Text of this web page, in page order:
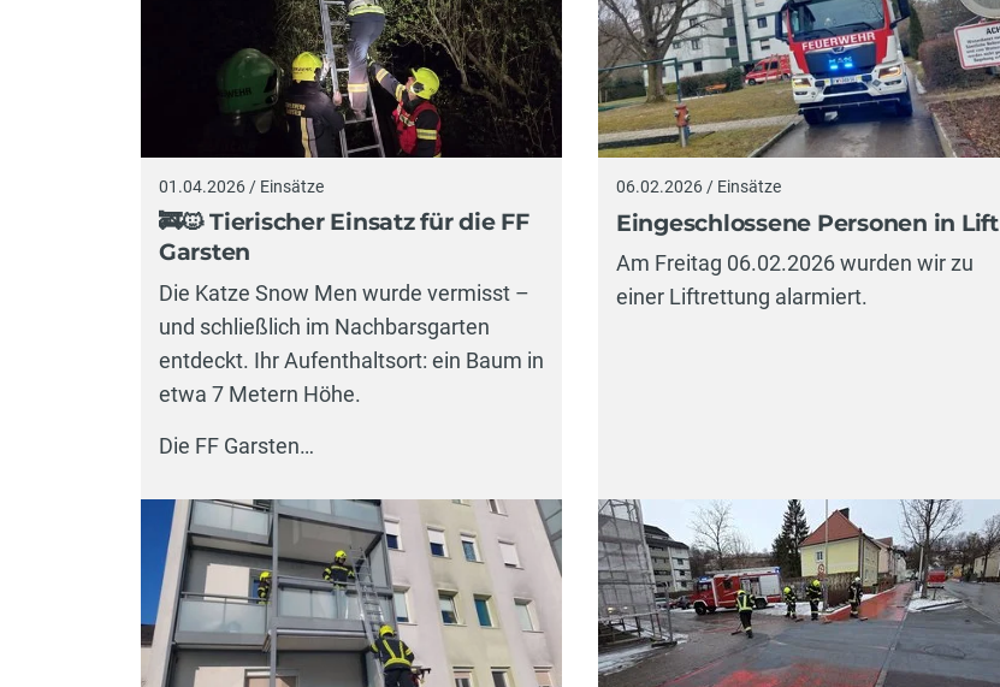
01.04.2026 / Einsätze
🚒🐱 Tierischer Einsatz für die FF
Garsten
Die Katze Snow Men wurde vermisst –
und schließlich im Nachbarsgarten
entdeckt. Ihr Aufenthaltsort: ein Baum in
etwa 7 Metern Höhe.
Die FF Garsten…
06.02.2026 / Einsätze
Eingeschlossene Personen in Lift
Am Freitag 06.02.2026 wurden wir zu
einer Liftrettung alarmiert.